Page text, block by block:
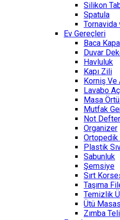
Silikon
Spatula
Tornavida
Ev Gereçleri
Baca
Duvar
Havluluk
Kapı Zili
Korniş Ve
Lavabo
Masa
Mutfak
Not
Organizer
Ortopedik
Plastik
Sabunluk
Şemsiye
Sırt
Taşıma
Temizlik
Ütü
Zımba Teli